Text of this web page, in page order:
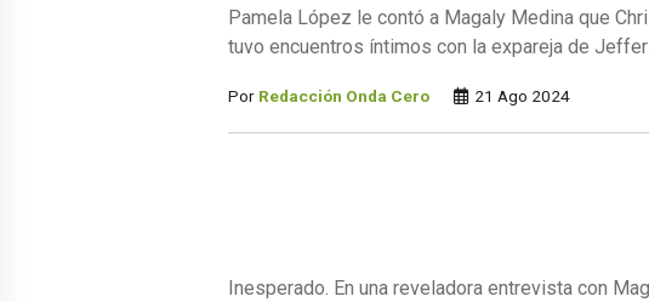
Pamela López le contó a Magaly Medina que
tuvo encuentros íntimos con la expareja de
Por Redacción Onda Cero 21 Ago 2024
Inesperado. En una reveladora entrevista con